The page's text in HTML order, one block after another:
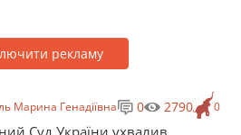
рекламу
Марина Генадіївна 0
0 2790